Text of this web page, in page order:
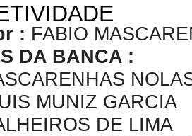
: FABIO
DA BANCA :
MUNIZ GARCIA
DE LIMA